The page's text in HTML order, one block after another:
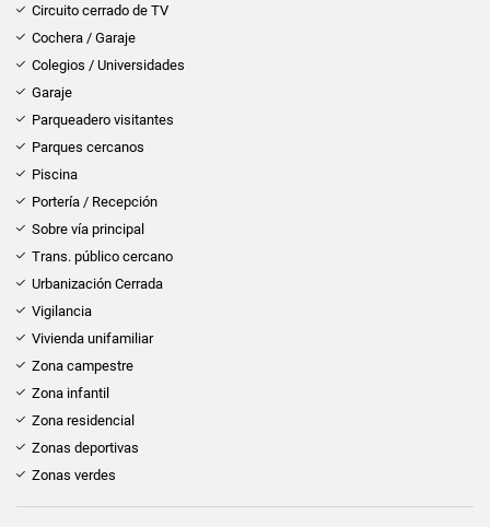
Circuito cerrado de TV
Cochera / Garaje
Colegios / Universidades
Garaje
Parqueadero visitantes
Parques cercanos
Piscina
Portería / Recepción
Sobre vía principal
Trans. público cercano
Urbanización Cerrada
Vigilancia
Vivienda unifamiliar
Zona campestre
Zona infantil
Zona residencial
Zonas deportivas
Zonas verdes